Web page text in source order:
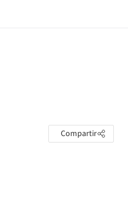
Compartir